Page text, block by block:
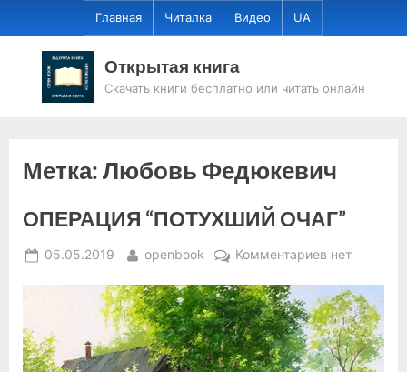
to
content
Главная Читалка Видео UA
Открытая книга
Скачать книги бесплатно или читать онлайн
Метка:Любовь Федюкевич
ОПЕРАЦИЯ “ПОТУХШИЙ ОЧАГ”
Posted
05.05.2019 By
openbook Комментариевк
ОПЕРАЦИЯ
“ПОТУХШИЙ
ОЧАГ”
нет